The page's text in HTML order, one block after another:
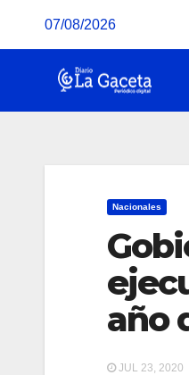
07/08/2026
Nacionales
año
JUL 23, 2020